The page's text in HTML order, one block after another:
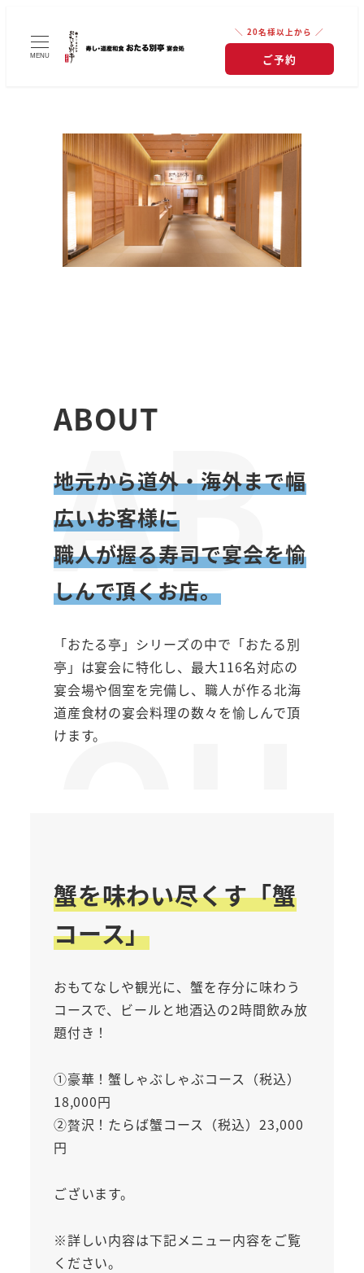
MENU
＼ 20名様以上から ／
ご予約
AB
OU
T
ABOUT
地元から道外・海外まで幅
広いお客様に
職人が握る寿司で宴会を愉
しんで頂くお店。
「おたる亭」シリーズの中で「おたる別
亭」は宴会に特化し、最大116名対応の
宴会場や個室を完備し、職人が作る北海
道産食材の宴会料理の数々を愉しんで頂
けます。
蟹を味わい尽くす「蟹
コース」
おもてなしや観光に、蟹を存分に味わう
コースで、ビールと地酒込の2時間飲み放
題付き！
①豪華！蟹しゃぶしゃぶコース（税込）
18,000円
②贅沢！たらば蟹コース（税込）23,000
円
ございます。
※詳しい内容は下記メニュー内容をご覧
ください。